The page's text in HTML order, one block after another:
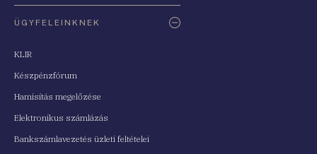
ÜGYFELEINKNEK
KLIR
Készpénzfórum
Hamisítás megelőzése
Elektronikus számlázás
Bankszámlavezetés üzleti feltételei